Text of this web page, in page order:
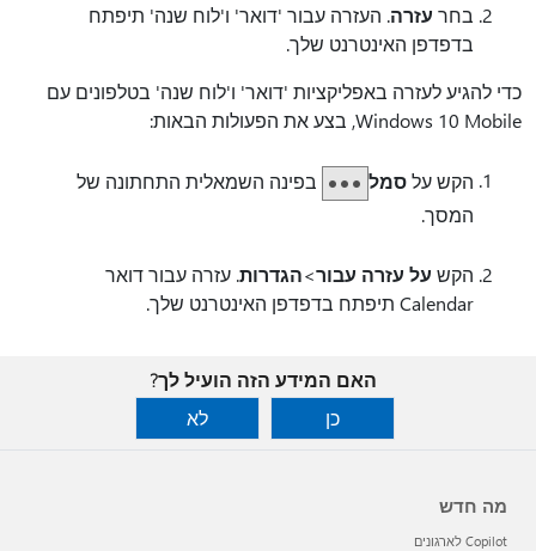
בחר עזרה. העזרה עבור 'דואר' ו'לוח שנה' תיפתח
בדפדפן האינטרנט שלך.
כדי להגיע לעזרה באפליקציות 'דואר' ו'לוח שנה' בטלפונים עם
Windows 10 Mobile, בצע את הפעולות הבאות:
הקש עלסמל
בפינה השמאלית התחתונה של
המסך.
הקש על עזרה עבור>הגדרות. עזרה עבור דואר
Calendar תיפתח בדפדפן האינטרנט שלך.
האם המידע הזה הועיל לך?
כן
לא
מה חדש
Copilot לארגונים